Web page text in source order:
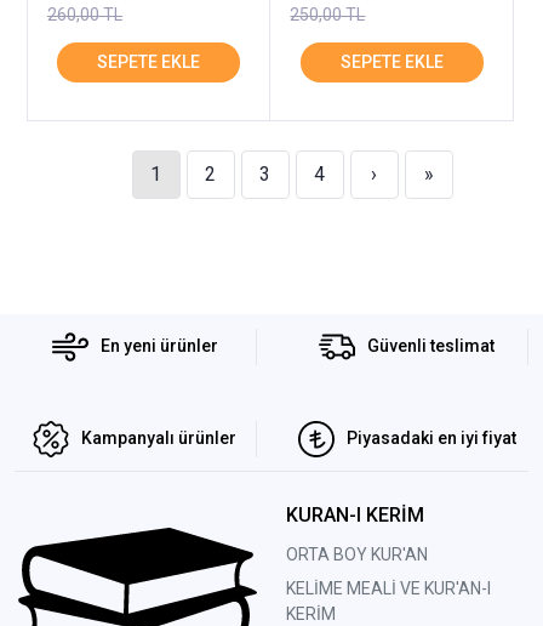
260,00 TL 250,00 TL
1 2 3 4 › »
En yeni ürünler Güvenli teslimat
Kampanyalı ürünler Piyasadaki en iyi fiyat
KURAN-I KERİM
ORTA BOY KUR'AN
KELİME MEALİ VE KUR'AN-I
KERİM